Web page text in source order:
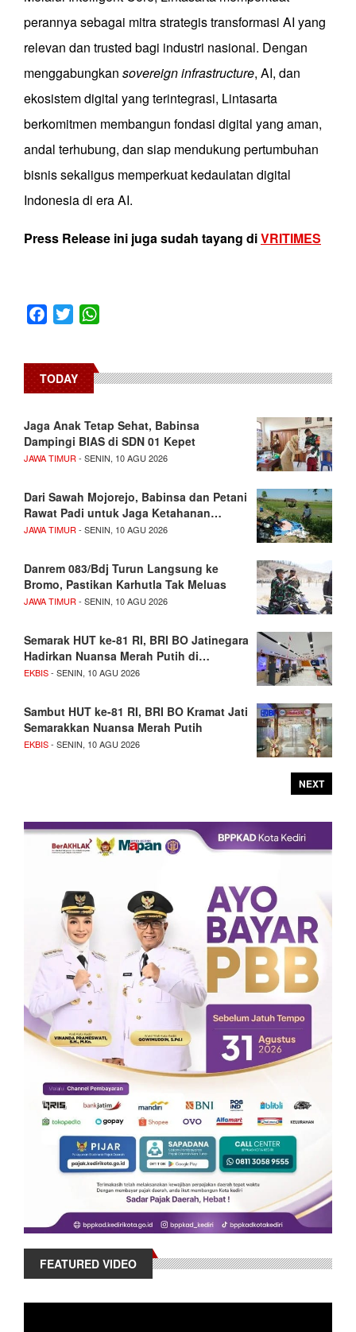
perannya sebagai mitra strategis transformasi AI yang
relevan dan trusted bagi industri nasional. Dengan
menggabungkan sovereign infrastructure, AI, dan
ekosistem digital yang terintegrasi, Lintasarta
berkomitmen membangun fondasi digital yang aman,
andal terhubung, dan siap mendukung pertumbuhan
bisnis sekaligus memperkuat kedaulatan digital
Indonesia di era AI.
Press Release ini juga sudah tayang diVRITIMES
Facebook
Twitter
TODAY
Jaga Anak Tetap Sehat, Babinsa
Dampingi BIAS di SDN 01 Kepet
JAWA TIMUR- SENIN, 10 AGU 2026
Dari Sawah Mojorejo, Babinsa dan Petani
Rawat Padi untuk Jaga Ketahanan…
JAWA TIMUR- SENIN, 10 AGU 2026
Danrem 083/Bdj Turun Langsung ke
Bromo, Pastikan Karhutla Tak Meluas
JAWA TIMUR- SENIN, 10 AGU 2026
Semarak HUT ke-81 RI, BRI BO Jatinegara
Hadirkan Nuansa Merah Putih di…
EKBIS- SENIN, 10 AGU 2026
Sambut HUT ke-81 RI, BRI BO Kramat Jati
Semarakkan Nuansa Merah Putih
EKBIS- SENIN, 10 AGU 2026
NEXT
FEATURED VIDEO